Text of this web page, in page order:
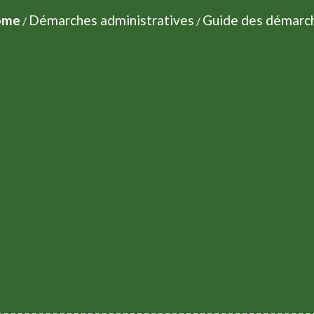
/ Démarches administratives / Guide des